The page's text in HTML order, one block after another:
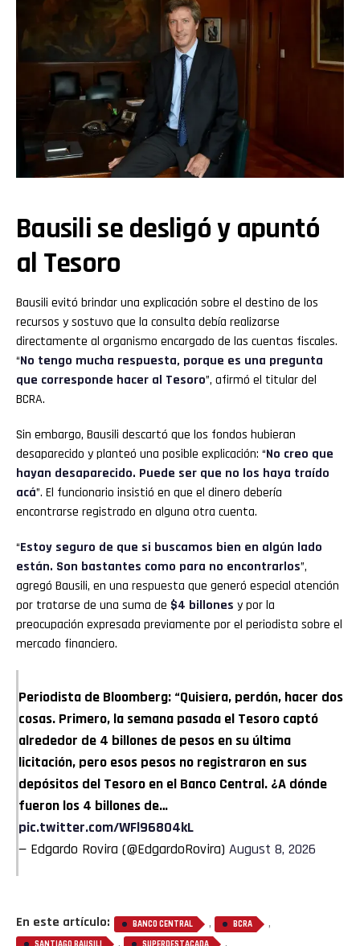
Bausili se desligó y apuntó
al Tesoro
Bausili evitó brindar una explicación sobre el destino de los
recursos y sostuvo que la consulta debía realizarse
directamente al organismo encargado de las cuentas fiscales.
“No tengo mucha respuesta, porque es una pregunta
que corresponde hacer al Tesoro”, afirmó el titular del
BCRA.
Sin embargo, Bausili descartó que los fondos hubieran
desaparecido y planteó una posible explicación: “No creo que
hayan desaparecido. Puede ser que no los haya traído
acá”. El funcionario insistió en que el dinero debería
encontrarse registrado en alguna otra cuenta.
“Estoy seguro de que si buscamos bien en algún lado
están. Son bastantes como para no encontrarlos”,
agregó Bausili, en una respuesta que generó especial atención
por tratarse de una suma de $4 billones y por la
preocupación expresada previamente por el periodista sobre el
mercado financiero.
Periodista de Bloomberg: “Quisiera, perdón, hacer dos
cosas. Primero, la semana pasada el Tesoro captó
alrededor de 4 billones de pesos en su última
licitación, pero esos pesos no registraron en sus
depósitos del Tesoro en el Banco Central. ¿A dónde
fueron los 4 billones de…
pic.twitter.com/WFl96804kL
— Edgardo Rovira (@EdgardoRovira) August 8, 2026
En este artículo: BANCO CENTRAL , BCRA ,